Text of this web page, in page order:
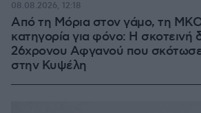
Από τη Μόρια στον γάμο, τη ΜΚΟ
κατηγορία για φόνο: Η σκοτεινή
26χρονου Αφγανού που σκότωσε
στην Κυψέλη
08.08.2026, 12:18